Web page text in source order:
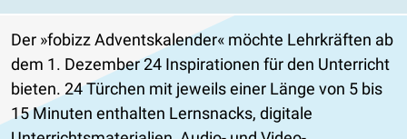
Der »fobizz Adventskalender« möchte Lehrkräften ab
dem 1. Dezember 24 Inspirationen für den Unterricht
bieten. 24 Türchen mit jeweils einer Länge von 5 bis
15 Minuten enthalten Lernsnacks, digitale